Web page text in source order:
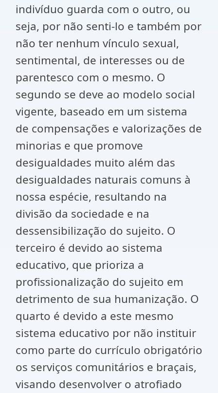
indivíduo guarda com o outro, ou
seja, por não senti-lo e também por
não ter nenhum vínculo sexual,
sentimental, de interesses ou de
parentesco com o mesmo. O
segundo se deve ao modelo social
vigente, baseado em um sistema
de compensações e valorizações de
minorias e que promove
desigualdades muito além das
desigualdades naturais comuns à
nossa espécie, resultando na
divisão da sociedade e na
dessensibilização do sujeito. O
terceiro é devido ao sistema
educativo, que prioriza a
profissionalização do sujeito em
detrimento de sua humanização. O
quarto é devido a este mesmo
sistema educativo por não instituir
como parte do currículo obrigatório
os serviços comunitários e braçais,
visando desenvolver o atrofiado